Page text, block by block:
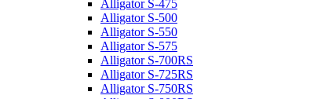
Alligator S-475
Alligator S-500
Alligator S-550
Alligator S-575
Alligator S-700RS
Alligator S-725RS
Alligator S-750RS